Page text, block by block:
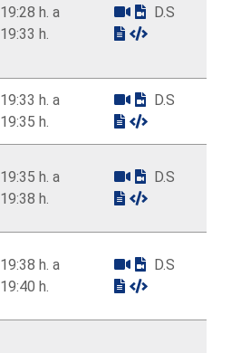
19:28 h. a
19:33 h.
D.S
19:33 h. a
19:35 h.
D.S
19:35 h. a
19:38 h.
D.S
19:38 h. a
19:40 h.
D.S